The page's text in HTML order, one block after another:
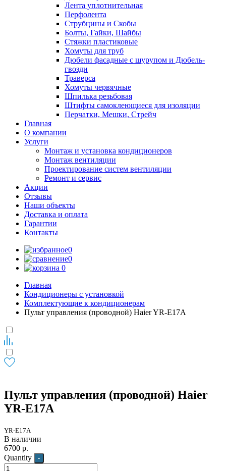
Лента уплотнительная
Перфолента
Струбцины и Скобы
Болты, Гайки, Шайбы
Стяжки пластиковые
Хомуты для труб
Дюбели фасадные с шурупом и Дюбель-
гвозди
Траверса
Хомуты червячные
Шпилька резьбовая
Штифты самоклеющиеся для изоляции
Перчатки, Мешки, Стрейч
Главная
О компании
Услуги
Монтаж и установка кондиционеров
Монтаж вентиляции
Проектирование систем вентиляции
Ремонт и сервис
Акции
Отзывы
Наши объекты
Доставка и оплата
Гарантии
Контакты
0
0
0
Главная
Кондиционеры с установкой
Комплектующие к кондиционерам
Пульт управления (проводной) Haier YR-E17A
Пульт управления (проводной) Haier
YR-E17A
YR-E17A
В наличии
6700 р.
Quantity
-